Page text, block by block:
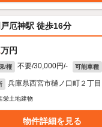
厄神駅 徒歩16分
万円
/権 不要/30,000円/- 可能車種
兵庫県西宮市樋ノ口町２丁目
栄土地建物
物件詳細を見る